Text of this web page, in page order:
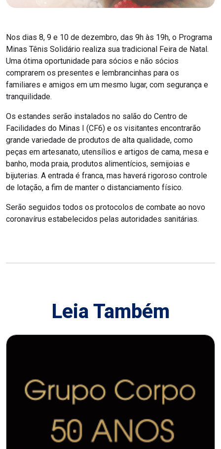
Nos dias 8, 9 e 10 de dezembro, das 9h às 19h, o Programa
Minas Tênis Solidário realiza sua tradicional Feira de Natal.
Uma ótima oportunidade para sócios e não sócios
comprarem os presentes e lembrancinhas para os
familiares e amigos em um mesmo lugar, com segurança e
tranquilidade.
Os estandes serão instalados no salão do Centro de
Facilidades do Minas I (CF6) e os visitantes encontrarão
grande variedade de produtos de alta qualidade, como
peças em artesanato, utensílios e artigos de cama, mesa e
banho, moda praia, produtos alimentícios, semijoias e
bijuterias. A entrada é franca, mas haverá rigoroso controle
de lotação, a fim de manter o distanciamento físico.
Serão seguidos todos os protocolos de combate ao novo
coronavírus estabelecidos pelas autoridades sanitárias.
Leia Também